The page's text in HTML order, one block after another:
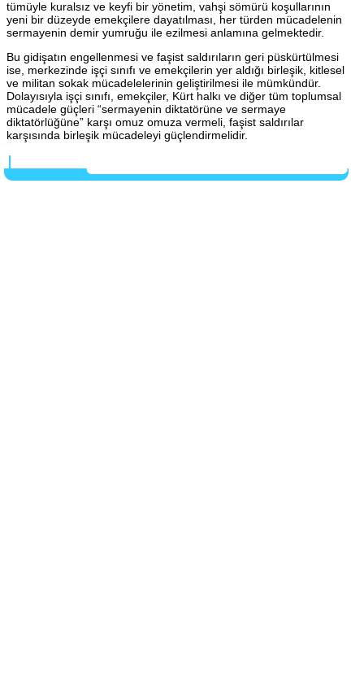
tümüyle kuralsız ve keyfi bir yönetim, vahşi sömürü koşullarının
yeni bir düzeyde emekçilere dayatılması, her türden mücadelenin
sermayenin demir yumruğu ile ezilmesi anlamına gelmektedir.
Bu gidişatın engellenmesi ve faşist saldırıların geri püskürtülmesi
ise, merkezinde işçi sınıfı ve emekçilerin yer aldığı birleşik, kitlesel
ve militan sokak mücadelelerinin geliştirilmesi ile mümkündür.
Dolayısıyla işçi sınıfı, emekçiler, Kürt halkı ve diğer tüm toplumsal
mücadele güçleri “sermayenin diktatörüne ve sermaye
diktatörlüğüne” karşı omuz omuza vermeli, faşist saldırılar
karşısında birleşik mücadeleyi güçlendirmelidir.